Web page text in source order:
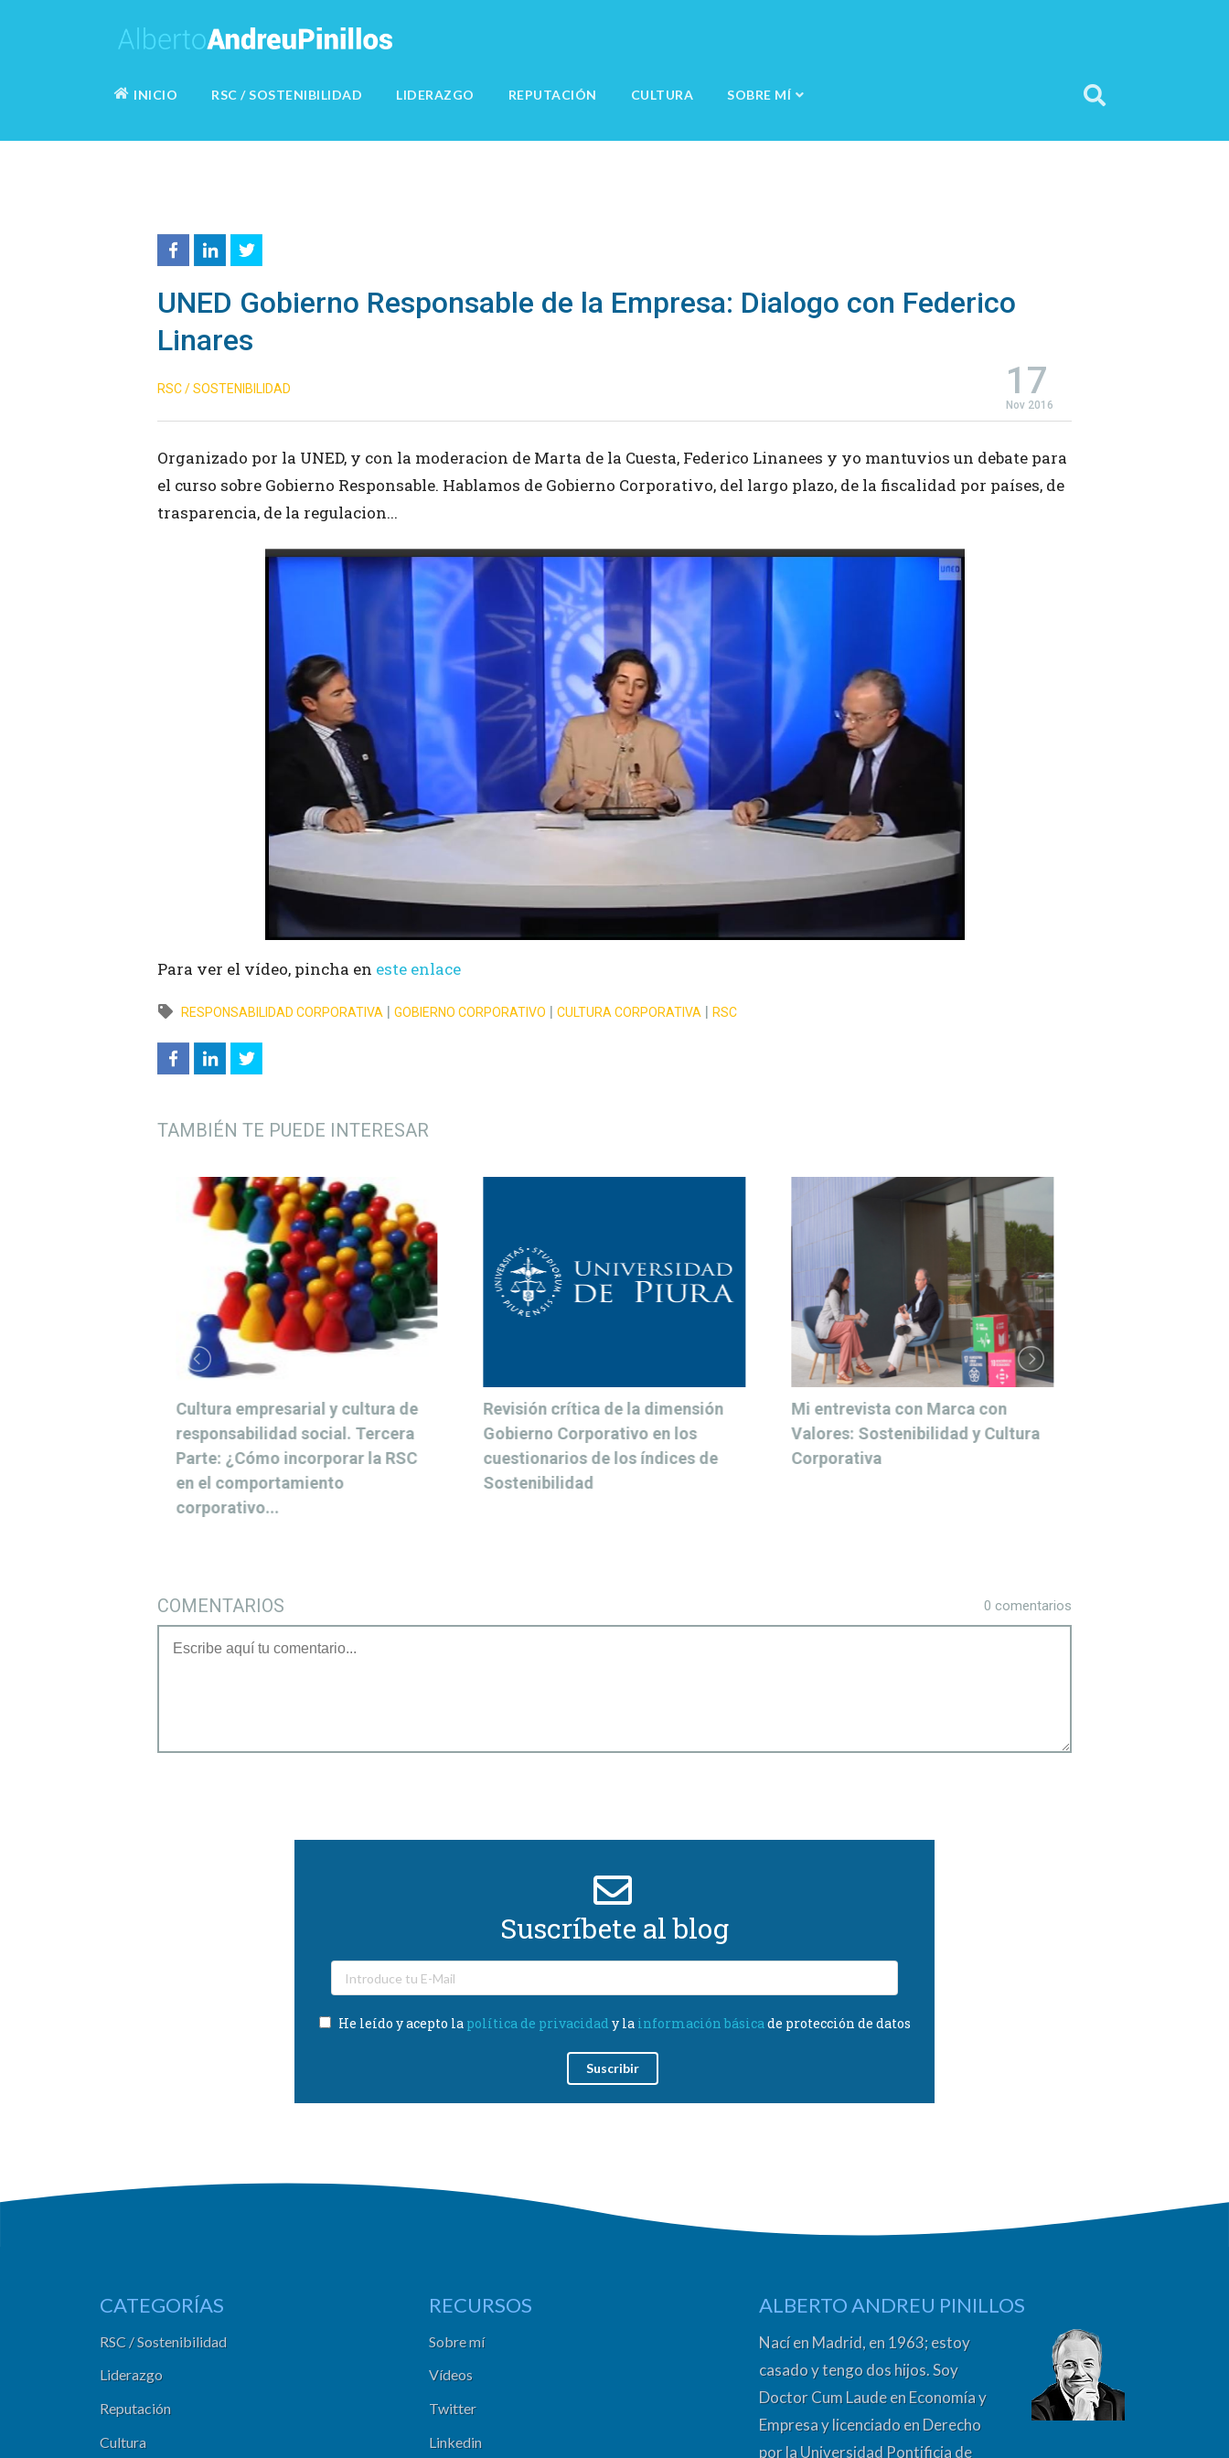
INICIO RSC / SOSTENIBILIDAD LIDERAZGO REPUTACIÓN CULTURA SOBRE MÍ
UNED Gobierno Responsable de la Empresa: Dialogo con Federico
Linares
17
Nov 2016
RSC / SOSTENIBILIDAD
Organizado por la UNED, y con la moderacion de Marta de la Cuesta, Federico Linanees y yo mantuvios un debate para
el curso sobre Gobierno Responsable. Hablamos de Gobierno Corporativo, del largo plazo, de la fiscalidad por países, de
trasparencia, de la regulacion...
Para ver el vídeo, pincha en este enlace
RESPONSABILIDAD CORPORATIVA | GOBIERNO CORPORATIVO | CULTURA CORPORATIVA | RSC
TAMBIÉN TE PUEDE INTERESAR
Cultura empresarial y cultura de
responsabilidad social. Tercera
Parte: ¿Cómo incorporar la RSC
en el comportamiento
corporativo...
Revisión crítica de la dimensión
Gobierno Corporativo en los
cuestionarios de los índices de
Sostenibilidad
Mi entrevista con Marca con
Valores: Sostenibilidad y Cultura
Corporativa
COMENTARIOS 0 comentarios
Suscríbete al blog
He leído y acepto la política de privacidad y la información básicade protección de datos
CATEGORÍAS
RSC / Sostenibilidad
Liderazgo
Reputación
Cultura
RECURSOS
Sobre mí
Vídeos
Twitter
Linkedin
ALBERTO ANDREU PINILLOS
Nací en Madrid, en 1963; estoy
casado y tengo dos hijos. Soy
Doctor Cum Laude en Economía y
Empresa y licenciado en Derecho
por la Universidad Pontificia de